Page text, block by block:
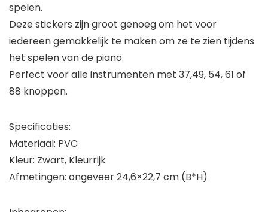
spelen.
Deze stickers zijn groot genoeg om het voor
iedereen gemakkelijk te maken om ze te zien tijdens
het spelen van de piano.
Perfect voor alle instrumenten met 37,49, 54, 61 of
88 knoppen.
Specificaties:
Materiaal: PVC
Kleur: Zwart, Kleurrijk
Afmetingen: ongeveer 24,6×22,7 cm (B*H)